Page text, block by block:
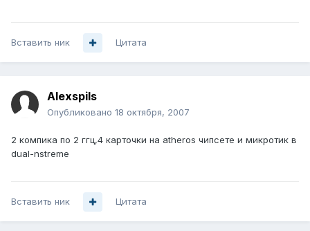
Вставить ник Цитата
Alexspils
Опубликовано 18 октября, 2007
2 компика по 2 ггц,4 карточки на atheros чипсете и микротик в
dual-nstreme
Вставить ник Цитата